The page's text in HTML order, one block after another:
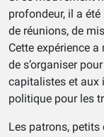
profondeur, il a été
de réunions, de
Cette expérience
de s’organiser
capitalistes et aux
politique pour les
Les patrons, petits